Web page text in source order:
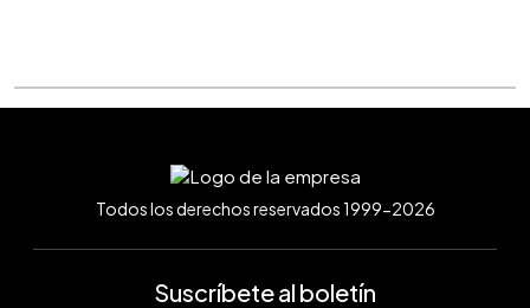
Todos los derechos reservados 1999-2026
Suscríbete al boletín